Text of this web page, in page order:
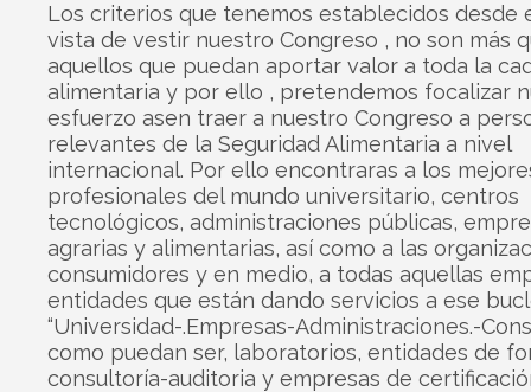
Los criterios que tenemos establecidos desde
vista de vestir nuestro Congreso , no son más
aquellos que puedan aportar valor a toda la
alimentaria y por ello , pretendemos focalizar
esfuerzo asen traer a nuestro Congreso a
relevantes de la Seguridad Alimentaria a nivel
internacional. Por ello encontraras a los
profesionales del mundo universitario, centros
tecnológicos, administraciones públicas,
agrarias y alimentarias, así como a las
consumidores y en medio, a todas aquellas
entidades que están dando servicios a ese
“Universidad-.Empresas-Administraciones.-
como puedan ser, laboratorios, entidades de
consultoría-auditoria y empresas de